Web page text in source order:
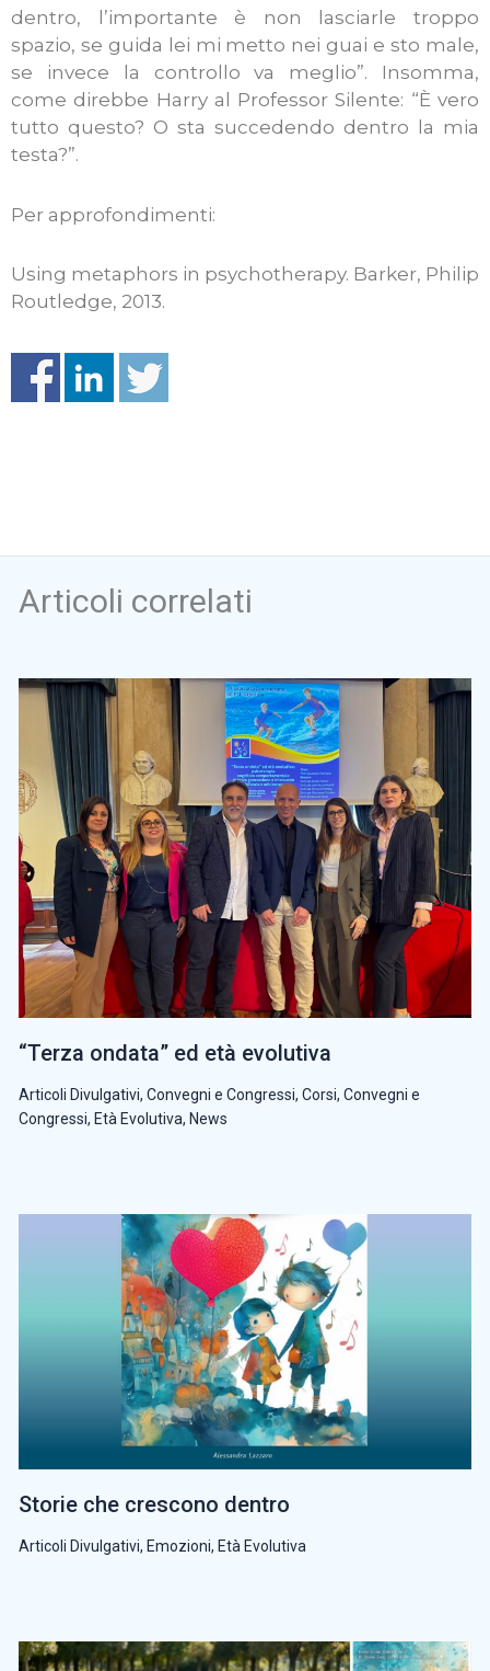
dentro, l’importante è non lasciarle troppo
spazio, se guida lei mi metto nei guai e sto male,
se invece la controllo va meglio”. Insomma,
come direbbe Harry al Professor Silente: “È vero
tutto questo? O sta succedendo dentro la mia
testa?”.
Per approfondimenti:
Using metaphors in psychotherapy. Barker, Philip
Routledge, 2013.
Articoli correlati
“Terza ondata” ed età evolutiva
Articoli Divulgativi, Convegni e Congressi, Corsi, Convegni e
Congressi, Età Evolutiva, News
Storie che crescono dentro
Articoli Divulgativi, Emozioni, Età Evolutiva